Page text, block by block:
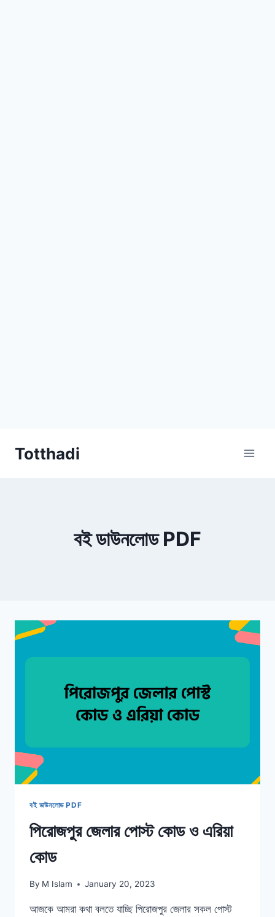
Totthadi
বই ডাউনলোড PDF
বই ডাউনলোড PDF
পিরোজপুর জেলার পোস্ট কোড ও এরিয়া
কোড
By M Islam January 20, 2023
আজকে আমরা কথা বলতে যাচ্ছি পিরোজপুর জেলার সকল পোস্ট